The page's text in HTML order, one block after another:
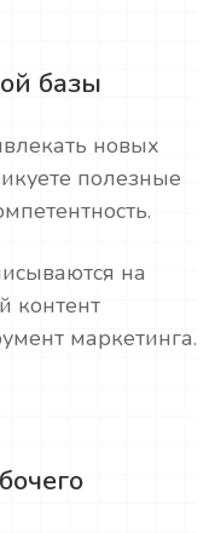
базы
новых
полезные
на
контент
маркетинга.